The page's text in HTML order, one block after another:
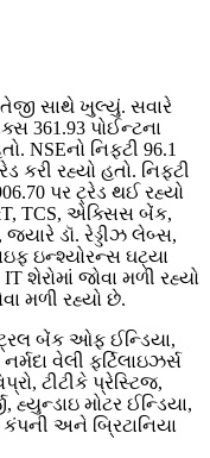
સાથે ખુલ્યું. સવારે
361.93 પોઈન્ટના
NSEનો નિફ્ટી 96.1
કરી રહ્યો હતો. નિફ્ટી
પર ટ્રેડ થઈ રહ્યો
TCS, એક્સિસ બેંક,
જ્યારે ડૉ. રેડ્ડીઝ લેબ્સ,
ઇન્શ્યોરન્સ ઘટ્યા
શેરોમાં જોવા મળી રહ્યો
મળી રહ્યો છે.
બેંક ઓફ ઈન્ડિયા,
વેલી ફર્ટિલાઇઝર્સ
ટીટીકે પ્રેસ્ટિજ,
મોટર ઈન્ડિયા,
અને બ્રિટાનિયા